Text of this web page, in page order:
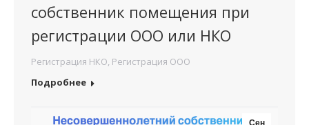
собственник помещения при
регистрации ООО или НКО
Регистрация НКО, Регистрация ООО
Подробнее